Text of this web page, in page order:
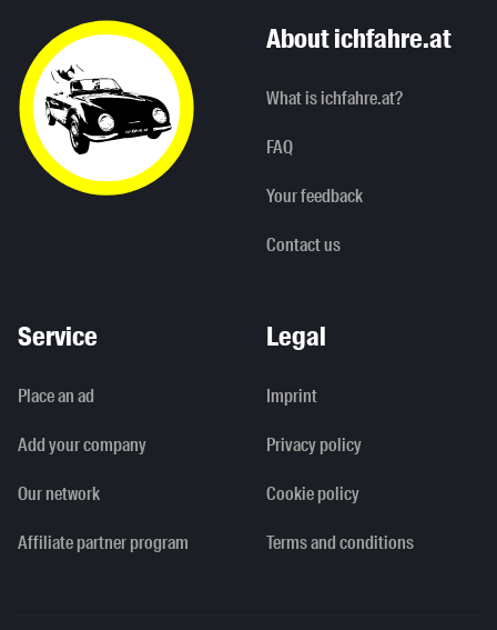
About ichfahre.at
What is ichfahre.at?
FAQ
Your feedback
Contact us
Service
Place an ad
Add your company
Our network
Affiliate partner program
Legal
Imprint
Privacy policy
Cookie policy
Terms and conditions